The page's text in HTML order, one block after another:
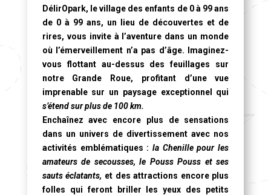
DélirOpark, le village des enfants de 0 à 99 ans
de 0 à 99 ans, un lieu de découvertes et de
rires, vous invite à l’aventure dans un monde
où l’émerveillement n’a pas d’âge. Imaginez-
vous flottant au-dessus des feuillages sur
notre Grande Roue, profitant d’une vue
imprenable sur un paysage exceptionnel qui
s’étend sur plus de 100 km.
Enchaînez avec encore plus de sensations
dans un univers de divertissement avec nos
activités emblématiques : la Chenille pour les
amateurs de secousses, le Pouss Pouss et ses
sauts éclatants, et des attractions encore plus
folles qui feront briller les yeux des petits